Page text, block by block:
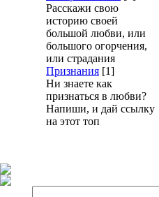
Расскажи свою
историю своей
большой любви, или
большого огорчения,
или страдания
Признания [1]
Ни знаете как
признаться в любви?
Напиши, и дай ссылку
на этот топ